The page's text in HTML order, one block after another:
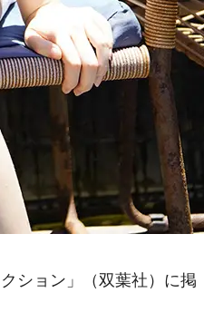
ション」（双葉社）に掲